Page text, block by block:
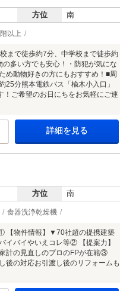
方位 南
以上
まで徒歩約7分、中学校まで徒歩約
多い方でも安心！・防犯が気にな
め動物好きの方にもおすすめ！■周
分熊本電鉄バス「楡木小入口」
ご希望のお日にちをお気軽にご連
詳細を見る
方位 南
食器洗浄乾燥機
【物件情報】▼70社超の提携建築
イバイやいえコレ等② 【提案力】
計の見直しのプロのFPが在籍③
後の対応お引渡し後のリフォームも